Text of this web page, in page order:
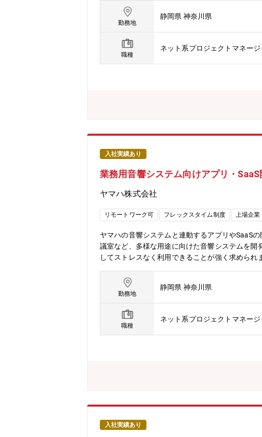
amaha.com/products/proaudio/software/
て、システム設計からリリースまでのマネジメ
設定、進捗のモニタリング・リスク管理・課題
理・ステークホルダー管理: ハードウェア開発部
まとめ、社内・社外のステークホルダーと密な
勤務地
静岡県 神奈川県
職種
ネット系プロジェクトマネージ
入社実績あり
業務用音響システム向けアプリ・
ヤマハ株式会社
リモートワーク可 フレックスタイム制度 上場企業
ヤマハの音響システムと連動するアプリやSaaS
議室など、多様な用途に向けた音響システムを
してストレスなく利用できることが強く求めら
maha.com/products/proaudio/software/
いて、顧客の要望を技術的に解釈し、具体的で
定・アーキテクチャ設計・中長期的な技術ロー
技術課題の解決や、障害のトラブルシューティ
ソフトウェア開発に対する深い知識と経験を活
勤務地
静岡県 神奈川県
職種
ネット系プロジェクトマネージ
入社実績あり